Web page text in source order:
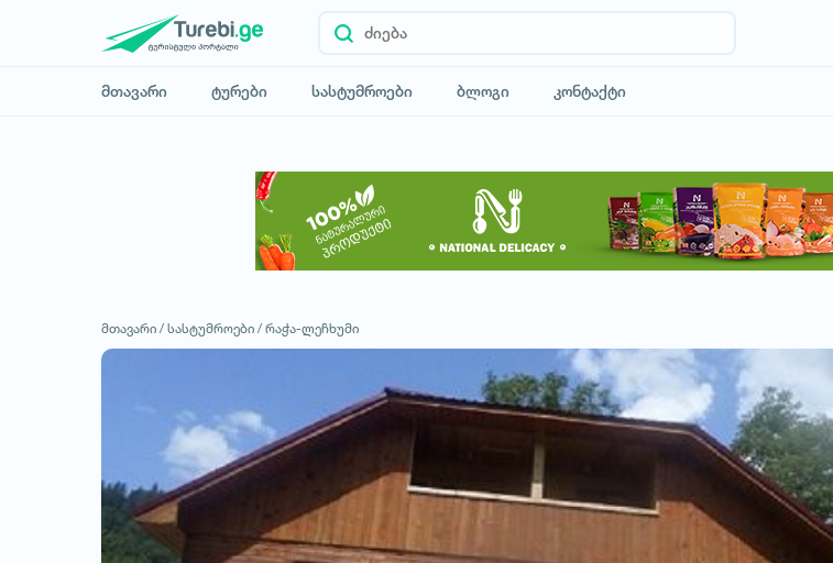
მთავარი ტურები სასტუმროები ბლოგი კონტაქტი
მოითხოვე სასტუმრო
მთავარი / სასტუმროები / რაჭა-ლეჩხუმი